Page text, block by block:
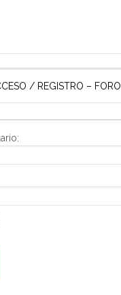
/ REGISTRO – FORO